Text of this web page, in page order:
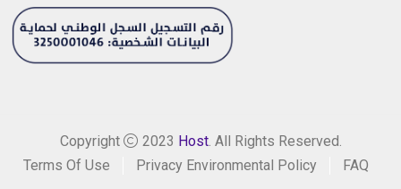
Copyright 2023 Host. All Rights Reserved.
Terms Of Use
Privacy Environmental Policy FAQ